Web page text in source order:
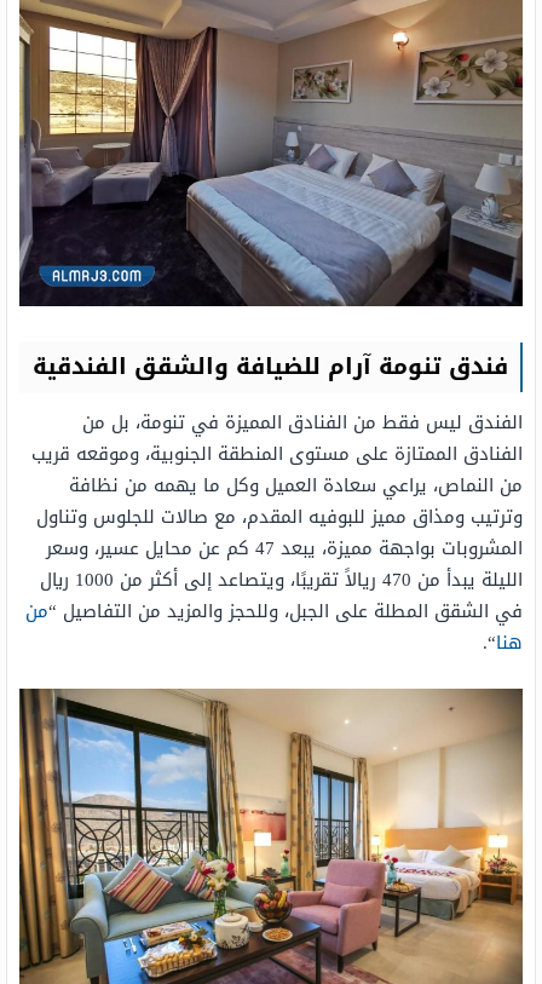
فندق تنومة آرام للضيافة والشقق الفندقية
الفندق ليس فقط من الفنادق المميزة في تنومة، بل من
الفنادق الممتازة على مستوى المنطقة الجنوبية، وموقعه قريب
من النماص، يراعي سعادة العميل وكل ما يهمه من نظافة
وترتيب ومذاق مميز للبوفيه المقدم، مع صالات للجلوس وتناول
المشروبات بواجهة مميزة، يبعد 47 كم عن محايل عسير، وسعر
الليلة يبدأ من 470 ريالاً تقريبًا، ويتصاعد إلى أكثر من 1000 ريال
في الشقق المطلة على الجبل، وللحجز والمزيد من التفاصيل “من
هنا“.